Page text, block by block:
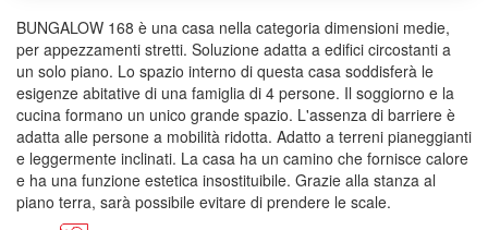
BUNGALOW 168 è una casa nella categoria dimensioni medie,
per appezzamenti stretti. Soluzione adatta a edifici circostanti a
un solo piano. Lo spazio interno di questa casa soddisferà le
esigenze abitative di una famiglia di 4 persone. Il soggiorno e la
cucina formano un unico grande spazio. L'assenza di barriere è
adatta alle persone a mobilità ridotta. Adatto a terreni pianeggianti
e leggermente inclinati. La casa ha un camino che fornisce calore
e ha una funzione estetica insostituibile. Grazie alla stanza al
piano terra, sarà possibile evitare di prendere le scale.